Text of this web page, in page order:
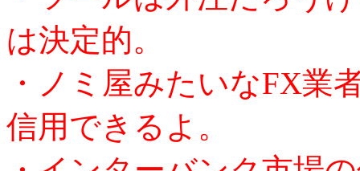
は決定的。
・ノミ屋みたいなFX業
信用できるよ。